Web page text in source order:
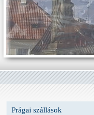
Prágai szállások